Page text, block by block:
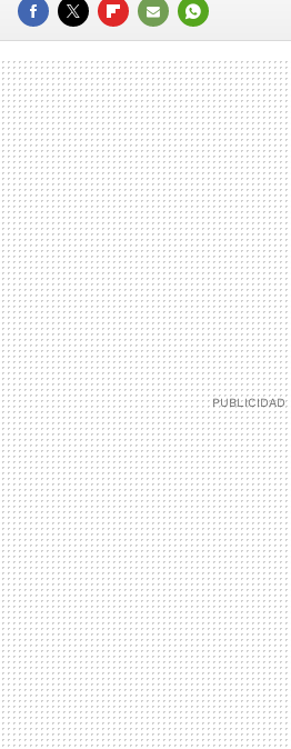
FACEBOOK
TWITTERFLIPBOARD
E-
MAIL
WHATSAPP